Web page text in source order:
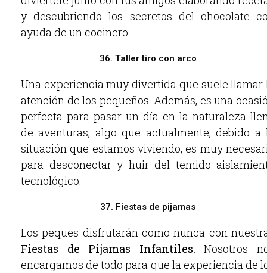
y descubriendo los secretos del chocolate
ayuda de un cocinero.
36. Taller tiro con arco
Una experiencia muy divertida que suele llamar
atención de los pequeños. Además, es una
perfecta para pasar un día en la naturaleza
de aventuras, algo que actualmente, debido a
situación que estamos viviendo, es muy
para desconectar y huir del temido
tecnológico.
37. Fiestas de pijamas
Los peques disfrutarán como nunca con
Fiestas de Pijamas Infantiles. Nosotros
encargamos de todo para que la experiencia de